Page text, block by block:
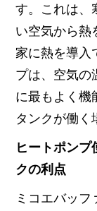
す。これは、
い空気から熱
家に熱を導入
プは、空気の
に最もよく機
タンクが働く
ヒートポン
クの利点
ミコエバッ